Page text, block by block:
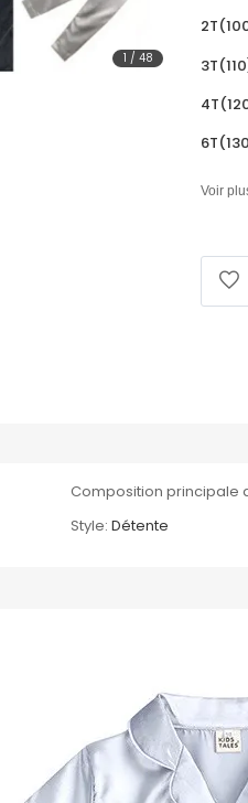
1 / 48
Voir
Composition principale
Style: Détente